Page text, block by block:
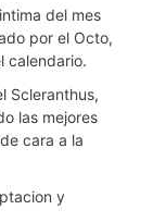
del mes
por el Octo,
calendario.
Scleranthus,
las mejores
cara a la
y